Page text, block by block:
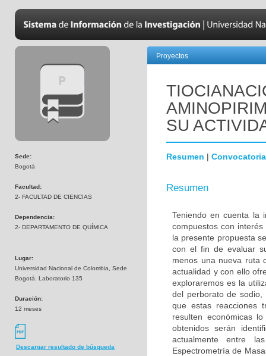
Sede:
Bogotá
Facultad:
2- FACULTAD DE CIENCIAS
Dependencia:
2- DEPARTAMENTO DE QUÍMICA
Lugar:
Universidad Nacional de Colombia, Sede
Bogotá. Laboratorio 135
Duración:
12 meses
Descargar resultado de búsqueda
Proyectos
SU
Resumen | Convocatoria
Resumen
Teniendo en cuenta la
compuestos con
la presente propuesta
con el fin de evaluar
menos una nueva ruta
actualidad y con ello
exploraremos es la
del perborato de
que estas reacciones
resulten económicas
obtenidos serán
actualmente entre
Espectrometría de